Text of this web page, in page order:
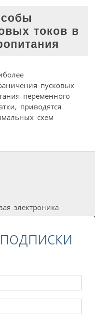
токов в
пусковых
переменного
приводятся
схем
электроника